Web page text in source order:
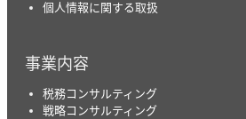
個人情報に関する取扱
事業内容
税務コンサルティング
戦略コンサルティング